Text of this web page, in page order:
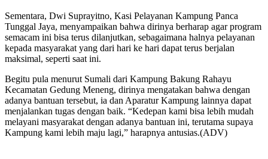
Sementara, Dwi Suprayitno, Kasi Pelayanan Kampung Panca
Tunggal Jaya, menyampaikan bahwa dirinya berharap agar program
semacam ini bisa terus dilanjutkan, sebagaimana halnya pelayanan
kepada masyarakat yang dari hari ke hari dapat terus berjalan
maksimal, seperti saat ini.
Begitu pula menurut Sumali dari Kampung Bakung Rahayu
Kecamatan Gedung Meneng, dirinya mengatakan bahwa dengan
adanya bantuan tersebut, ia dan Aparatur Kampung lainnya dapat
menjalankan tugas dengan baik. “Kedepan kami bisa lebih mudah
melayani masyarakat dengan adanya bantuan ini, terutama supaya
Kampung kami lebih maju lagi,” harapnya antusias.(ADV)